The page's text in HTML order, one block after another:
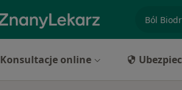
Konsultacje online